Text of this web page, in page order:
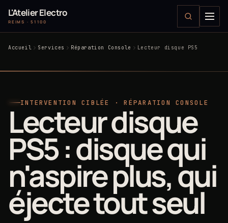
L'Atelier Electro
REIMS · 51100
Accueil Services Réparation Console Lecteur disque PS5
INTERVENTION CIBLÉE · RÉPARATION CONSOLE
Lecteur disque
PS5 : disque qui
n'aspire plus, qui
éjecte tout seul